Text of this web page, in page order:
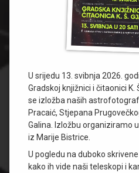
U srijedu 13. svibnja 2026.
Gradskoj knjižnici i čitaonici K.
se izložba naših
Pracaić, Stjepana
Galina. Izložbu organiziramo
iz Marije Bistrice.
U pogledu na duboko
kako ih vide naši teleskopi i